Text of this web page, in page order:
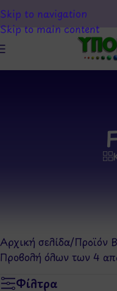
Skip to navigation
Skip to main content
Αρχική σελίδα/Προϊόν
Προβολή όλων των 4
Φίλτρα